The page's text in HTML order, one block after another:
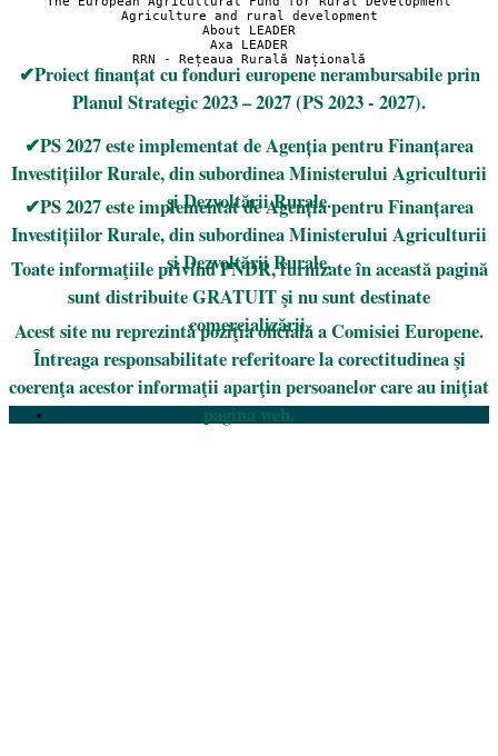
Agriculture and rural development
About LEADER
Axa LEADER
RRN - Rețeaua Rurală Națională
✔Proiect finanțat cu fonduri europene nerambursabile prin
Planul Strategic 2023 – 2027 (PS 2023 - 2027).
✔PS 2027 este implementat de Agenția pentru Finanțarea
Investițiilor Rurale, din subordinea Ministerului Agriculturii
și Dezvoltării Rurale.
✔PS 2027 este implementat de Agenția pentru Finanțarea
Investițiilor Rurale, din subordinea Ministerului Agriculturii
și Dezvoltării Rurale.
Toate informaţiile privind PNDR, furnizate în această pagină
sunt distribuite GRATUIT şi nu sunt destinate
comercializării.
Acest site nu reprezintă poziţia oficială a Comisiei Europene.
Întreaga responsabilitate referitoare la corectitudinea şi
coerenţa acestor informaţii aparţin persoanelor care au iniţiat
pagina web.